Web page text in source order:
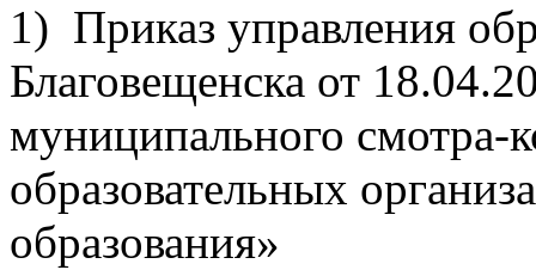
1) Приказ управления
Благовещенска от
муниципального смотра-
образовательных
образования»